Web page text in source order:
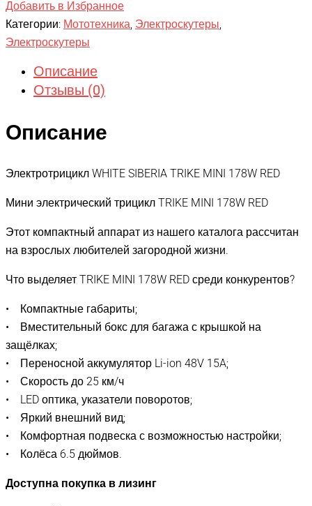
Добавить в Избранное
Категории: Мототехника Электроскутеры
Электроскутеры
Описание
Отзывы (0)
Описание
Электротрицикл WHITE SIBERIA TRIKE MINI 178W RED
Мини электрический трицикл TRIKE MINI 178W RED
Этот компактный аппарат из нашего каталога рассчитан
на взрослых любителей загородной жизни.
Что выделяет TRIKE MINI 178W RED среди конкурентов?
• Компактные габариты;
• Вместительный бокс для багажа с крышкой на
защёлках;
• Переносной аккумулятор Li-ion 48V 15A;
• Скорость до 25 км/ч
• LED оптика, указатели поворотов;
• Яркий внешний вид;
• Комфортная подвеска с возможностью настройки;
• Колёса 6.5 дюймов.
Доступна покупка в лизинг